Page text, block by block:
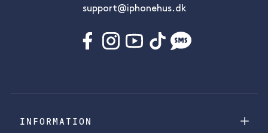
support@iphonehus.dk
INFORMATION